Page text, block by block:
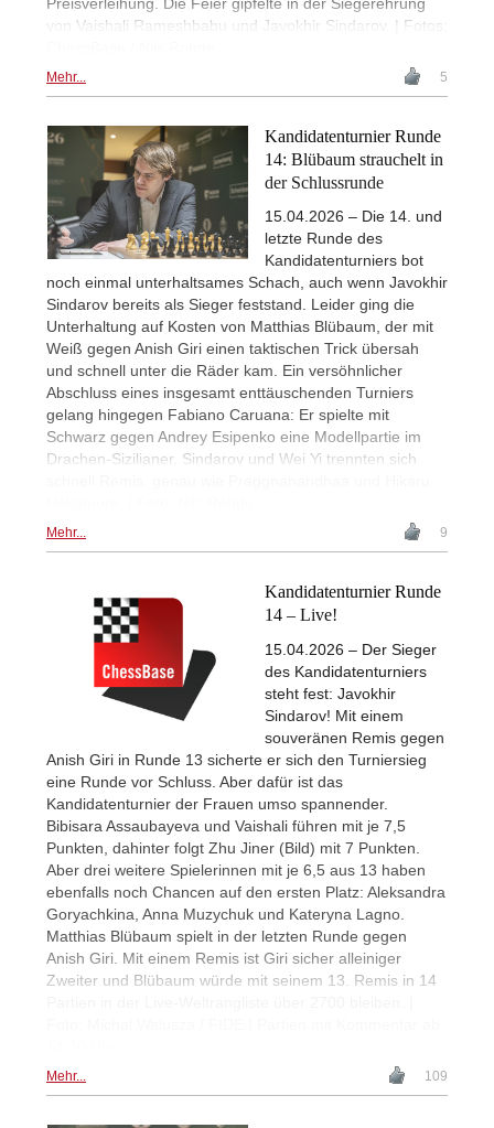
von Vaishali Rameshbabu und Javokhir Sindarov. | Fotos:
Mehr... 5
Kandidatenturnier Runde
14: Blübaum strauchelt in
der Schlussrunde
15.04.2026 – Die 14. und
letzte Runde des
Kandidatenturniers bot
noch einmal unterhaltsames Schach, auch wenn Javokhir
Sindarov bereits als Sieger feststand. Leider ging die
Unterhaltung auf Kosten von Matthias Blübaum, der mit
Weiß gegen Anish Giri einen taktischen Trick übersah
und schnell unter die Räder kam. Ein versöhnlicher
Abschluss eines insgesamt enttäuschenden Turniers
gelang hingegen Fabiano Caruana: Er spielte mit
Schwarz gegen Andrey Esipenko eine Modellpartie im
Drachen-Sizilianer. Sindarov und Wei Yi trennten sich
Mehr... 9
Kandidatenturnier Runde
14 – Live!
15.04.2026 – Der Sieger
des Kandidatenturniers
steht fest: Javokhir
Sindarov! Mit einem
souveränen Remis gegen
Anish Giri in Runde 13 sicherte er sich den Turniersieg
eine Runde vor Schluss. Aber dafür ist das
Kandidatenturnier der Frauen umso spannender.
Bibisara Assaubayeva und Vaishali führen mit je 7,5
Punkten, dahinter folgt Zhu Jiner (Bild) mit 7 Punkten.
Aber drei weitere Spielerinnen mit je 6,5 aus 13 haben
ebenfalls noch Chancen auf den ersten Platz: Aleksandra
Goryachkina, Anna Muzychuk und Kateryna Lagno.
Matthias Blübaum spielt in der letzten Runde gegen
Anish Giri. Mit einem Remis ist Giri sicher alleiniger
Zweiter und Blübaum würde mit seinem 13. Remis in 14
Mehr... 109